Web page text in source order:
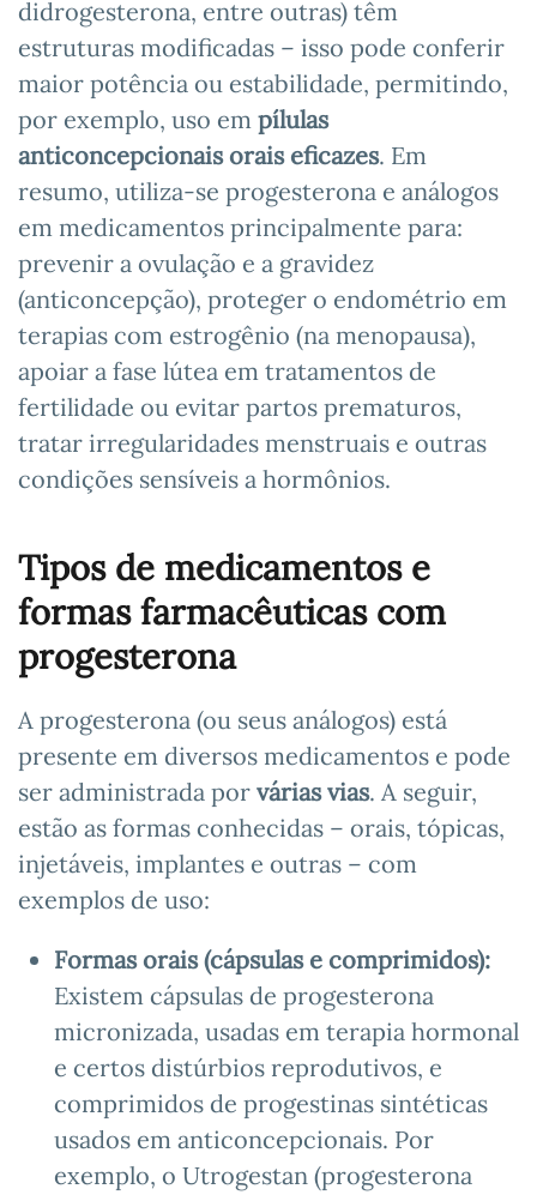
didrogesterona, entre outras) têm
estruturas modificadas – isso pode conferir
maior potência ou estabilidade, permitindo,
por exemplo, uso em pílulas
anticoncepcionais orais eficazes. Em
resumo, utiliza-se progesterona e análogos
em medicamentos principalmente para:
prevenir a ovulação e a gravidez
(anticoncepção), proteger o endométrio em
terapias com estrogênio (na menopausa),
apoiar a fase lútea em tratamentos de
fertilidade ou evitar partos prematuros,
tratar irregularidades menstruais e outras
condições sensíveis a hormônios.
Tipos de medicamentos e
formas farmacêuticas com
progesterona
A progesterona (ou seus análogos) está
presente em diversos medicamentos e pode
ser administrada por várias vias. A seguir,
estão as formas conhecidas – orais, tópicas,
injetáveis, implantes e outras – com
exemplos de uso:
Formas orais (cápsulas e comprimidos):
Existem cápsulas de progesterona
micronizada, usadas em terapia hormonal
e certos distúrbios reprodutivos, e
comprimidos de progestinas sintéticas
usados em anticoncepcionais. Por
exemplo, o Utrogestan (progesterona